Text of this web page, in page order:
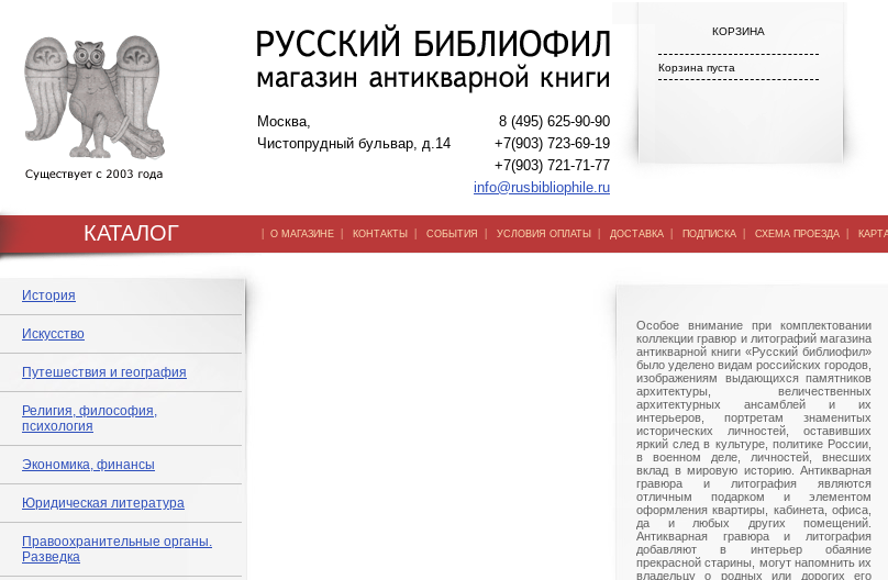
Москва,
Чистопрудный бульвар, д.14
8 (495) 625-90-90
+7(903) 723-69-19
+7(903) 721-71-77
info@rusbibliophile.ru
КОРЗИНА
Корзина пуста
КАТАЛОГ | О МАГАЗИНЕ | КОНТАКТЫ | СОБЫТИЯ | УСЛОВИЯ ОПЛАТЫ | ДОСТАВКА | ПОДПИСКА | СХЕМА ПРОЕЗДА |
История
Искусство
Путешествия и география
Религия, философия,
психология
Экономика, финансы
Юридическая литература
Правоохранительные органы.
Разведка
Особое внимание при комплектовании
коллекции гравюр и литографий магазина
антикварной книги «Русский библиофил»
было уделено видам российских городов,
изображениям выдающихся памятников
архитектуры, величественных
архитектурных ансамблей и их
интерьеров, портретам знаменитых
исторических личностей, оставивших
яркий след в культуре, политике России,
в военном деле, личностей, внесших
вклад в мировую историю. Антикварная
гравюра и литография являются
отличным подарком и элементом
оформления квартиры, кабинета, офиса,
да и любых других помещений.
Антикварная гравюра и литография
добавляют в интерьер обаяние
прекрасной старины, могут напомнить их
владельцу о родных или дорогих его